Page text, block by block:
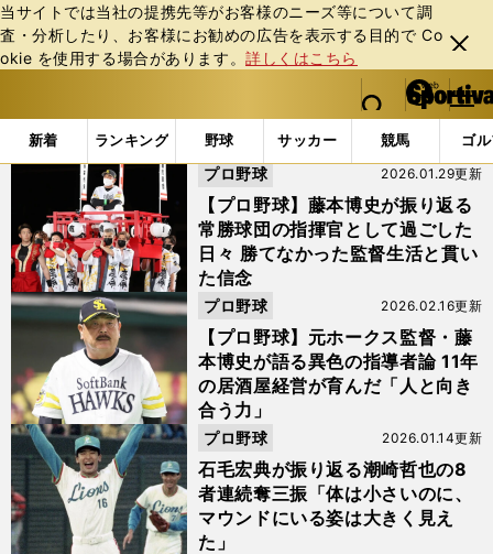
当サイトでは当社の提携先等がお客様のニーズ等について調
査・分析したり、お客様にお勧めの広告を表⽰する⽬的で Co
okie を使⽤する場合があります。詳しくはこちら
閉じ
る
web Sportiva (webスポルティーバ)
検索
マイペ
ー
ジ
メニュ
新着 ランキング 野球 サッカー 競馬 ゴ
b
ス
テ
ィ
ー
バ
「#門田博光」の最新ニュース・ 情報
【プロ野球】藤本博史が振り返る
常勝球団の指揮官として過ごした
日々 勝てなかった監督生活と貫い
た信念
2026.01.29更新
プロ野球
【プロ野球】元ホークス監督・藤
本博史が語る異色の指導者論 11年
の居酒屋経営が育んだ「人と向き
合う力」
2026.02.16更新
プロ野球
石毛宏典が振り返る潮崎哲也の8
者連続奪三振「体は小さいのに、
マウンドにいる姿は大きく見え
た」
2026.01.14更新
プロ野球